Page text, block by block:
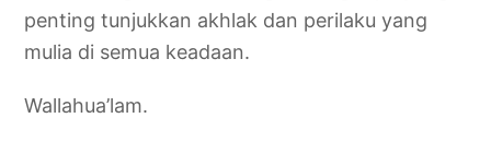
penting tunjukkan akhlak dan perilaku yang
mulia di semua keadaan.
Wallahua’lam.